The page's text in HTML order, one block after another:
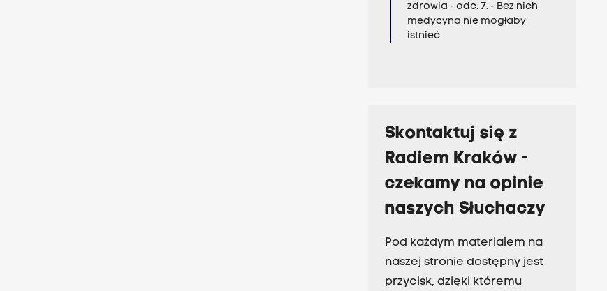
zdrowia - odc. 7. - Bez nich
medycyna nie mogłaby
istnieć
Skontaktuj się z
Radiem Kraków -
czekamy na opinie
naszych Słuchaczy
Pod każdym materiałem na
naszej stronie dostępny jest
przycisk, dzięki któremu